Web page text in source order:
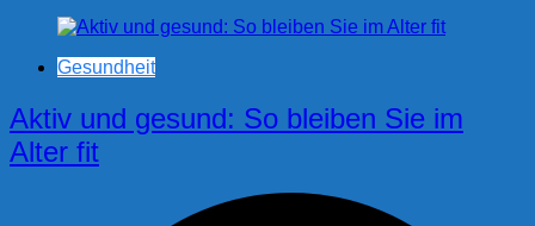
Gesundheit
Aktiv und gesund: So bleiben Sie im
Alter fit